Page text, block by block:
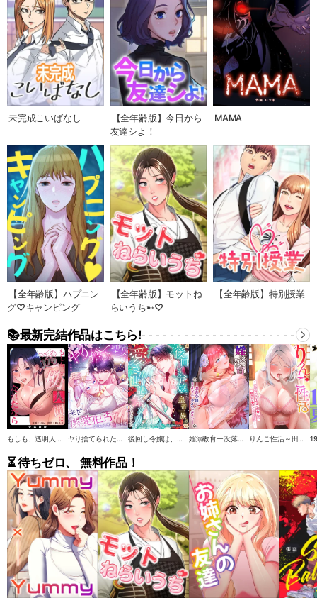
未完成こいばなし
【全年齢版】今日から
友達シよ！
MAMA
【全年齢版】ハプニン
グ♡キャンピング
【全年齢版】モットね
らいうち➸♡
【全年齢版】特別授業
📚最新完結作品はこちら!
もしも、透明人間になれたなら【全年齢版】 ヤり捨てられた聖女は、来世では溺愛拒否することを誓います【タテヨミ】 後回し令嬢は、皇帝一族の愛され世話係になりました【タテヨミ】 婬溺教育ー没落令嬢 リオン・エーデルシュタインー【ソフト版】【フルカラー】【タテヨミ】 りんご性活～田舎育ちのエルフま●こは都会ち●ぽと相性抜群！【ソフト版】【フルカラー】【タテヨミ】
⏳ 待ちゼロ、 無料作品！